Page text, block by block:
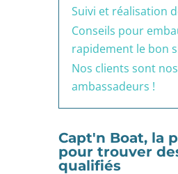
Suivi et réalisation
Conseils pour
rapidement le bon
Nos clients sont
ambassadeurs !
Capt'n Boat, la
pour trouver
qualifiés